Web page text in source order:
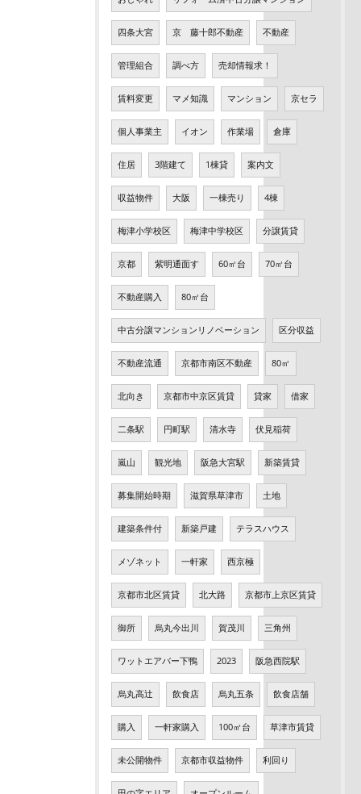
四条大宮 京 藤十郎不動産 不動産
管理組合 調べ方 売却情報求！
賃料変更 マメ知識 マンション 京セラ
個人事業主 イオン 作業場 倉庫
住居 3階建て 1棟貸 案内文
収益物件 大阪 一棟売り 4棟
梅津小学校区 梅津中学校区 分譲賃貸
京都 紫明通面す 60㎡台 70㎡台
不動産購入 80㎡台
中古分譲マンションリノベーション 区分収益
不動産流通 京都市南区不動産 80㎡
北向き 京都市中京区賃貸 貸家 借家
二条駅 円町駅 清水寺 伏見稲荷
嵐山 観光地 阪急大宮駅 新築賃貸
募集開始時期 滋賀県草津市 土地
建築条件付 新築戸建 テラスハウス
メゾネット 一軒家 西京極
京都市北区賃貸 北大路 京都市上京区賃貸
御所 烏丸今出川 賀茂川 三角州
ワットエアバー下鴨 2023 阪急西院駅
烏丸高辻 飲食店 烏丸五条 飲食店舗
購入 一軒家購入 100㎡台 草津市賃貸
未公開物件 京都市収益物件 利回り